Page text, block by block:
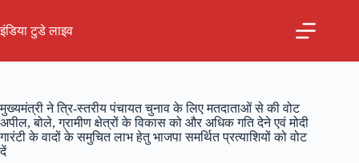
content
इंडिया टुडे लाइव
मुख्यमंत्री ने त्रि-स्तरीय पंचायत चुनाव के लिए मतदाताओं से की वोट
अपील, बोले, ग्रामीण क्षेत्रों के विकास को और अधिक गति देने एवं मोदी
गारंटी के वादों के समुचित लाभ हेतु भाजपा समर्थित प्रत्याशियों को वोट
दें